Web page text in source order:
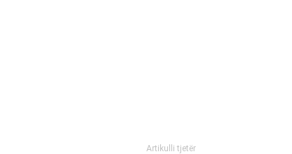
Artikulli tjetër